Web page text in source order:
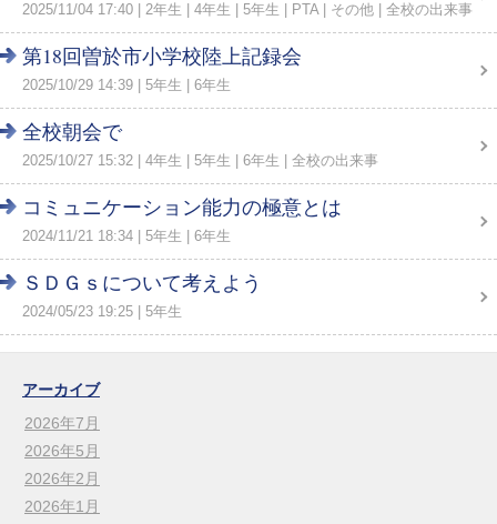
2025/11/04 17:40 2年生 4年生 5年生 PTA その他 全校の出来事
第18回曽於市小学校陸上記録会
2025/10/29 14:39 5年生 6年生
全校朝会で
2025/10/27 15:32 4年生 5年生 6年生 全校の出来事
コミュニケーション能力の極意とは
2024/11/21 18:34 5年生 6年生
ＳＤＧｓについて考えよう
2024/05/23 19:25 5年生
アーカイブ
2026年7月
2026年5月
2026年2月
2026年1月